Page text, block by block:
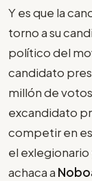
Y es que la
torno a su
político del
candidato
millón de
excandidato
competir en
el
achaca a